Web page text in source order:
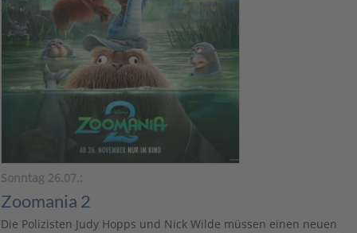
Sonntag 26.07.:
Zoomania 2
Die Polizisten Judy Hopps und Nick Wilde müssen einen neuen